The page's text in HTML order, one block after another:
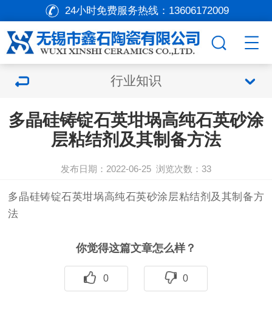
24小时免费服务热线： 13606172009
行业知识
多晶硅铸锭石英坩埚高纯石英砂涂
层粘结剂及其制备方法
发布日期：2022-06-25 浏览次数：33
多晶硅铸锭石英坩埚高纯石英砂涂层粘结剂及其制备方
法
你觉得这篇文章怎么样？
0 0